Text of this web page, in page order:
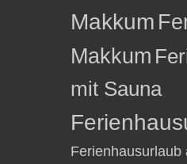
Makkum
Makkum
mit Sauna
Ferienhausurlaub